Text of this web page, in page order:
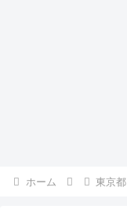
ホーム 東京都